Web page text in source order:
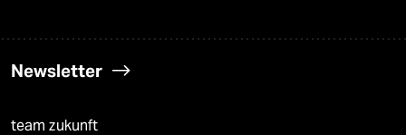
Newsletter
team zukunft